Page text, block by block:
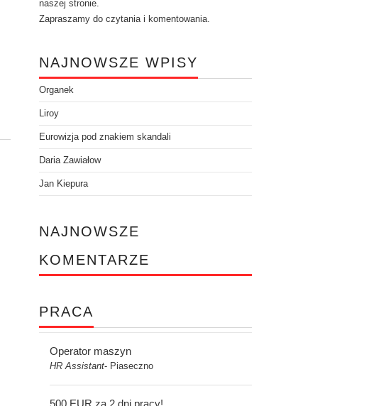
naszej stronie.
Zapraszamy do czytania i komentowania.
NAJNOWSZE WPISY
Organek
Liroy
Eurowizja pod znakiem skandali
Daria Zawiałow
Jan Kiepura
NAJNOWSZE
KOMENTARZE
PRACA
Operator maszyn
HR Assistant- Piaseczno
500 EUR za 2 dni pracy!...